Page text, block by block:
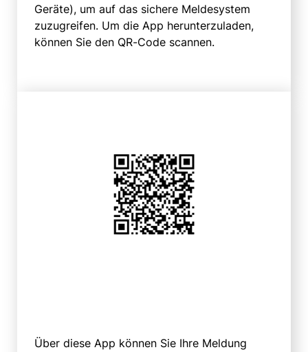
Geräte), um auf das sichere Meldesystem
zuzugreifen. Um die App herunterzuladen,
können Sie den QR-Code scannen.
Über diese App können Sie Ihre Meldung